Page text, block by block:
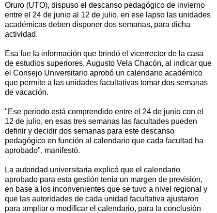
Oruro (UTO), dispuso el descanso pedagógico de invierno
entre el 24 de junio al 12 de julio, en ese lapso las unidades
académicas deben disponer dos semanas, para dicha
actividad.
Esa fue la información que brindó el vicerrector de la casa
de estudios superiores, Augusto Vela Chacón, al indicar que
el Consejo Universitario aprobó un calendario académico
que permite a las unidades facultativas tomar dos semanas
de vacación.
"Ese periodo está comprendido entre el 24 de junio con el
12 de julio, en esas tres semanas las facultades pueden
definir y decidir dos semanas para este descanso
pedagógico en función al calendario que cada facultad ha
aprobado", manifestó.
La autoridad universitaria explicó que el calendario
aprobado para esta gestión tenía un margen de previsión,
en base a los inconvenientes que se tuvo a nivel regional y
que las autoridades de cada unidad facultativa ajustaron
para ampliar o modificar el calendario, para la conclusión